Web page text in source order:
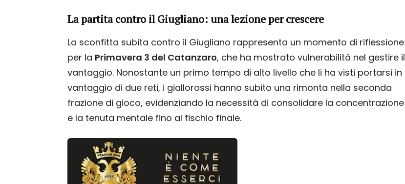
La partita contro il Giugliano: una lezione per crescere
La sconfitta subita contro il Giugliano rappresenta un momento di riflessione
per la Primavera 3 del Catanzaro, che ha mostrato vulnerabilità nel gestire il
vantaggio. Nonostante un primo tempo di alto livello che li ha visti portarsi in
vantaggio di due reti, i giallorossi hanno subito una rimonta nella seconda
frazione di gioco, evidenziando la necessità di consolidare la concentrazione
e la tenuta mentale fino al fischio finale.